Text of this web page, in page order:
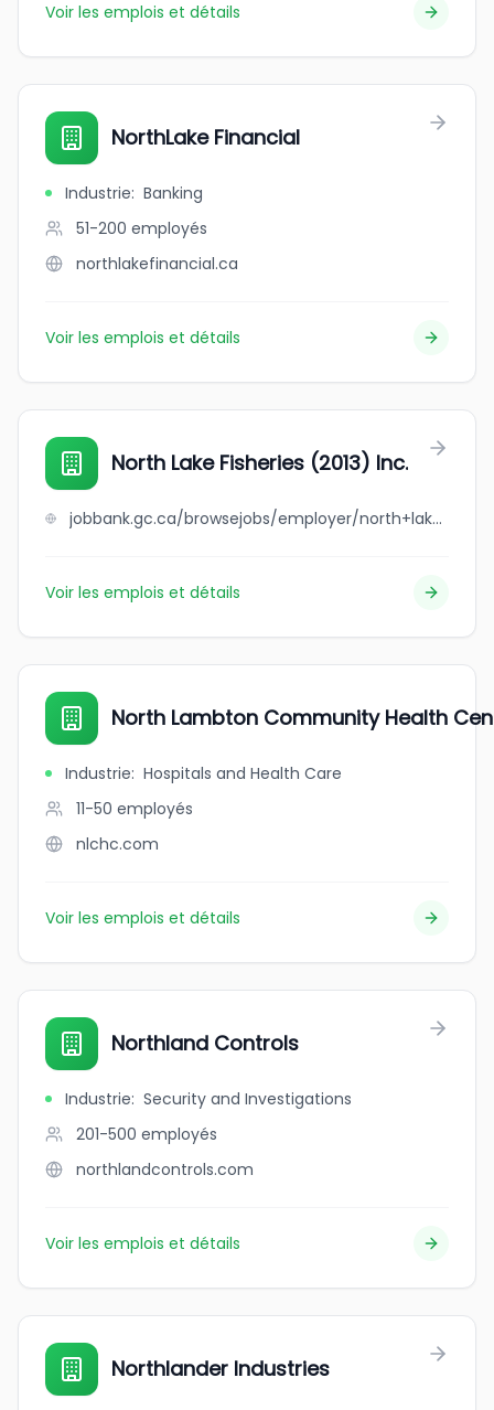
Voir les emplois et détails
NorthLake Financial
Industrie: Banking
51-200 employés
northlakefinancial.ca
Voir les emplois et détails
North Lake Fisheries (2013) Inc.
jobbank.gc.ca/browsejobs/employer/north+lake+fisheries+%282013%29+inc./ca
Voir les emplois et détails
North Lambton Community Health
Industrie: Hospitals and Health Care
11-50 employés
nlchc.com
Voir les emplois et détails
Northland Controls
Industrie: Security and Investigations
201-500 employés
northlandcontrols.com
Voir les emplois et détails
Northlander Industries